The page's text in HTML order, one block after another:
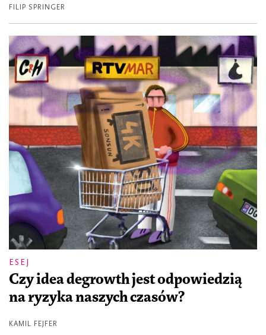
FILIP SPRINGER
ESEJ
Czy idea degrowth jest odpowiedzią
na ryzyka naszych czasów?
KAMIL FEJFER